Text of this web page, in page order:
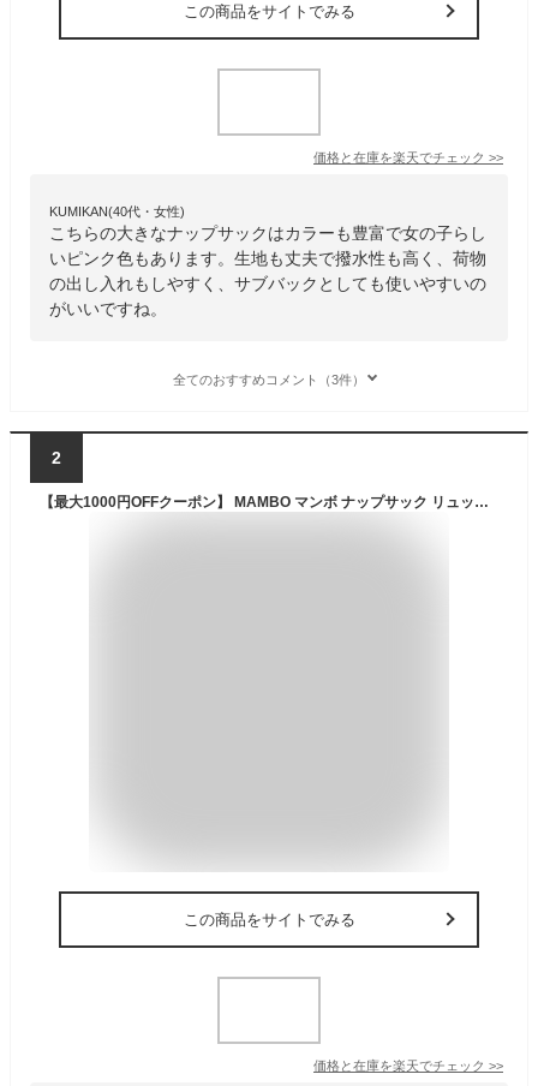
この商品をサイトでみる
価格と在庫を楽天でチェック >>
KUMIKAN(40代・女性)
こちらの大きなナップサックはカラーも豊富で女の子らし
いピンク色もあります。生地も丈夫で撥水性も高く、荷物
の出し入れもしやすく、サブバックとしても使いやすいの
がいいですね。
全てのおすすめコメント（3件）
2
【最大1000円OFFクーポン】 MAMBO マンボ ナップサック リュック バッグ バックパック メンズ レディース ナイロンナップザック ベージュ カーキ 22110578 【メール便対応可】
この商品をサイトでみる
価格と在庫を楽天でチェック >>